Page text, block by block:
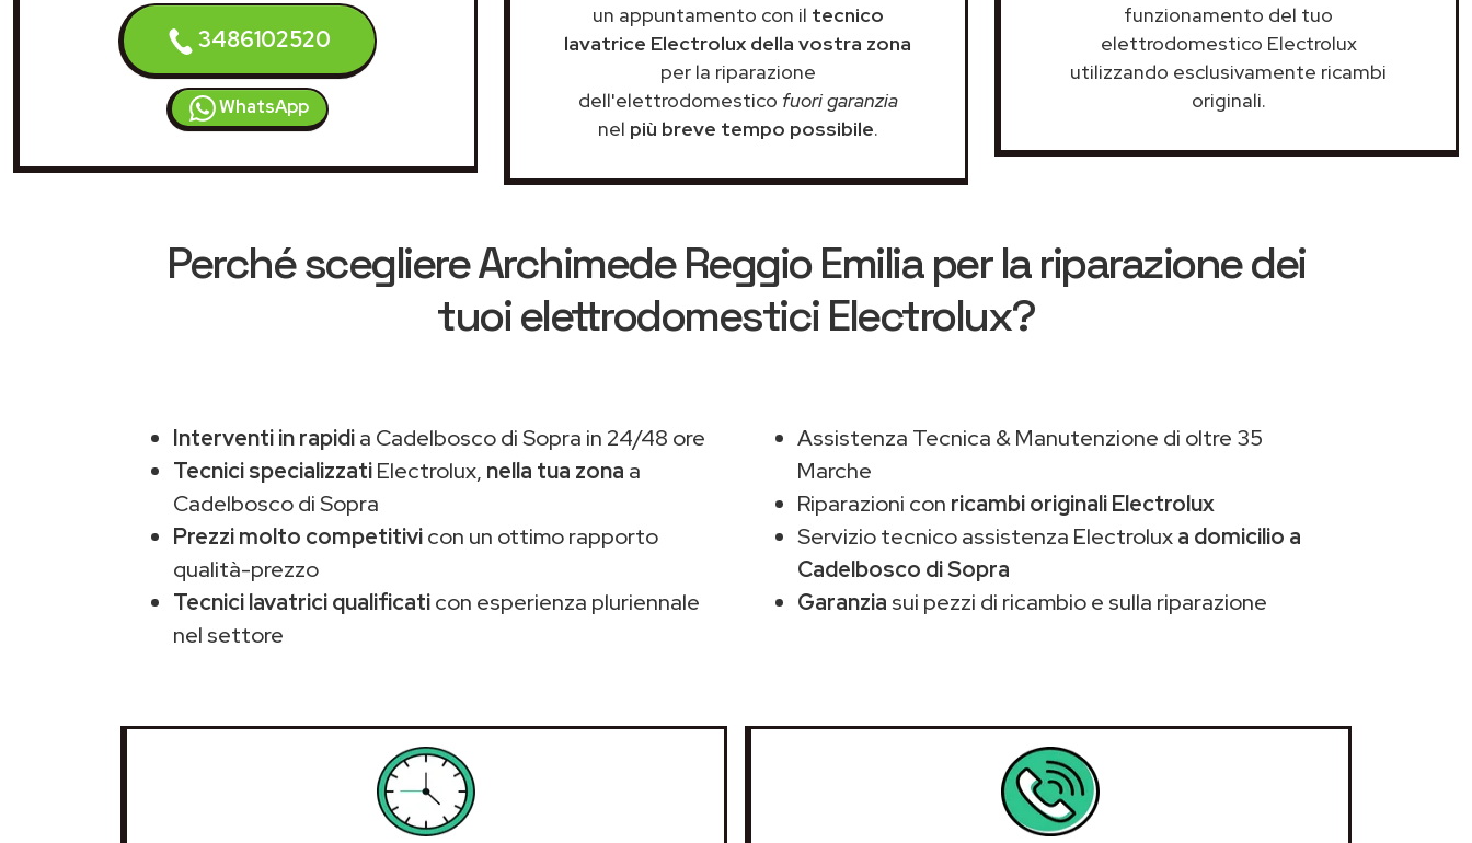
3486102520
WhatsApp
un appuntamento con il tecnico
lavatrice Electrolux della vostra zona
per la riparazione
dell'elettrodomestico fuori garanzia
nel più breve tempo possibile.
funzionamento del tuo
elettrodomestico Electrolux
utilizzando esclusivamente ricambi
originali.
Perché scegliereArchimede Reggio Emiliaper la riparazione dei
tuoi elettrodomestici Electrolux?
Interventi in rapidia Cadelbosco di Sopra in 24/48 ore
Tecnici specializzatiElectrolux, nella tua zona a
Cadelbosco di Sopra
Prezzi molto competitivicon un ottimo rapporto
qualità-prezzo
Tecnici lavatrici qualificaticon esperienza pluriennale
nel settore
Assistenza Tecnica & Manutenzione di oltre 35
Marche
Riparazioni con ricambi originali Electrolux
Servizio tecnico assistenza Electroluxa domicilio a
Cadelbosco di Sopra
Garanzia sui pezzi di ricambio e sulla riparazione